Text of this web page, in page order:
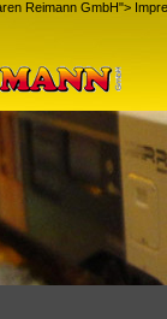
Reimann GmbH">